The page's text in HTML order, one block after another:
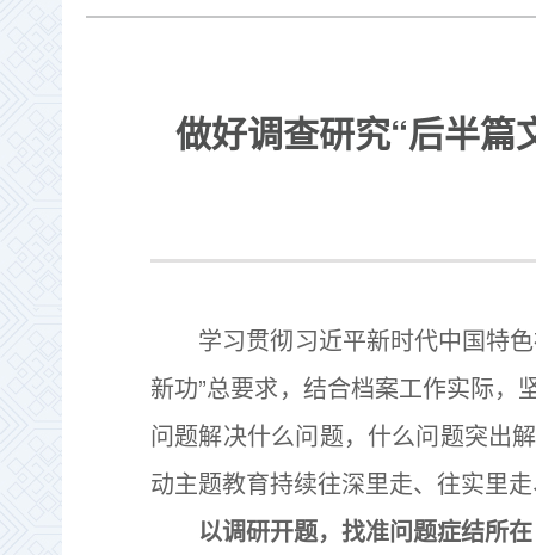
做好调查研究“后半
学习贯彻习近平新时代中国特色
新功”总要求，结合档案工作实际
问题解决什么问题，什么问题突出
动主题教育持续往深里走、往实里走
以调研开题，找准问题症结所在